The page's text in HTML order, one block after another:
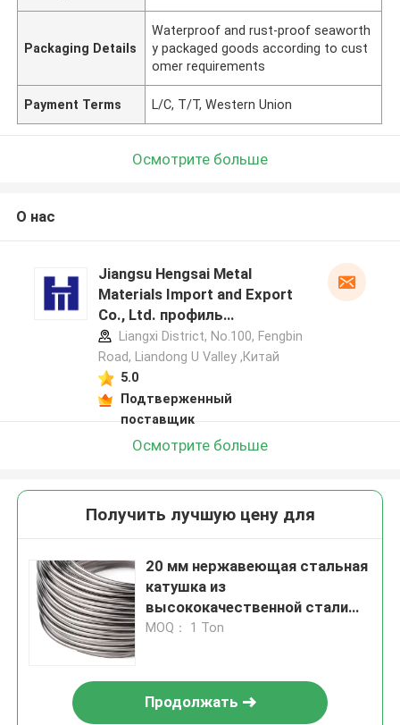
Packaging Details
Waterproof and rust-proof seaworth
y packaged goods according to cust
omer requirements
Payment Terms L/C, T/T, Western Union
Осмотрите больше
О нас
Jiangsu Hengsai Metal
Materials Import and Export
Co., Ltd. профиль
производителя
Liangxi District, No.100, Fengbin
Road, Liandong U Valley ,Китай
5.0
Подтверженный
поставщик
Осмотрите больше
Получить лучшую цену для
20 мм нержавеющая стальная
катушка из
высококачественной стали
Внутренний диаметр 200-800
MOQ： 1 Ton
Продолжать